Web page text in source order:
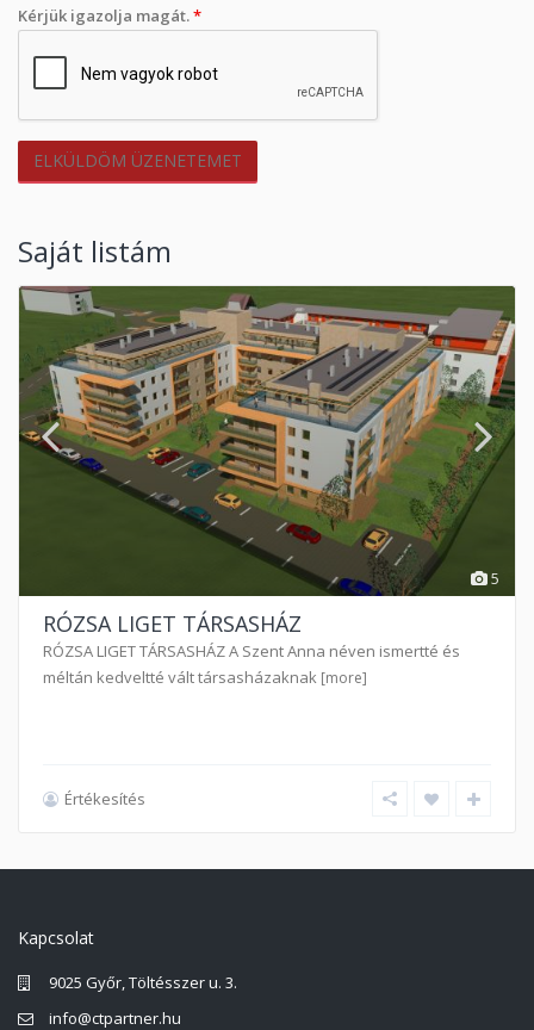
Kérjük igazolja magát.*
Saját listám
5
RÓZSA LIGET TÁRSASHÁZ
RÓZSA LIGET TÁRSASHÁZ A Szent Anna néven ismertté és
méltán kedveltté vált társasházaknak [more]
Értékesítés
Kapcsolat
9025 Győr, Töltésszer u. 3.
info@ctpartner.hu